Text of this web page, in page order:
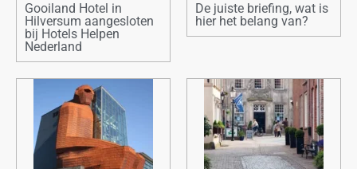
Gooiland Hotel in
Hilversum aangesloten
bij Hotels Helpen
Nederland
De juiste briefing, wat is
hier het belang van?